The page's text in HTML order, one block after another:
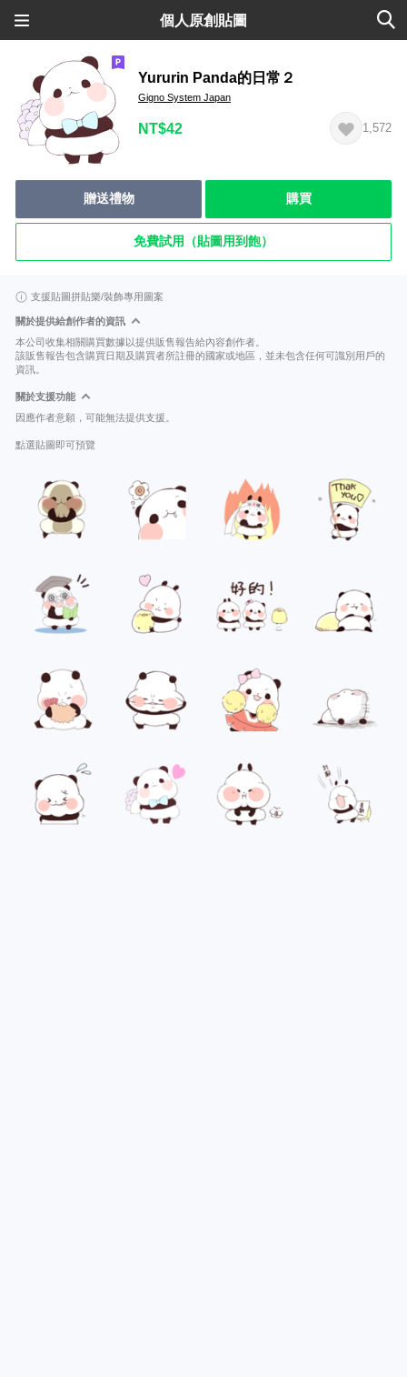
個人原創貼圖
Yururin Panda的日常２
Gigno System Japan
NT$42 1,572
贈送禮物 購買
免費試用（貼圖用到飽）
支援貼圖拼貼樂/裝飾專用圖案
關於提供給創作者的資訊
本公司收集相關購買數據以提供販售報告給內容創作者。
該販售報告包含購買日期及購買者所註冊的國家或地區，並未包含任何可識別用戶的
資訊。
關於支援功能
因應作者意願，可能無法提供支援。
點選貼圖即可預覽